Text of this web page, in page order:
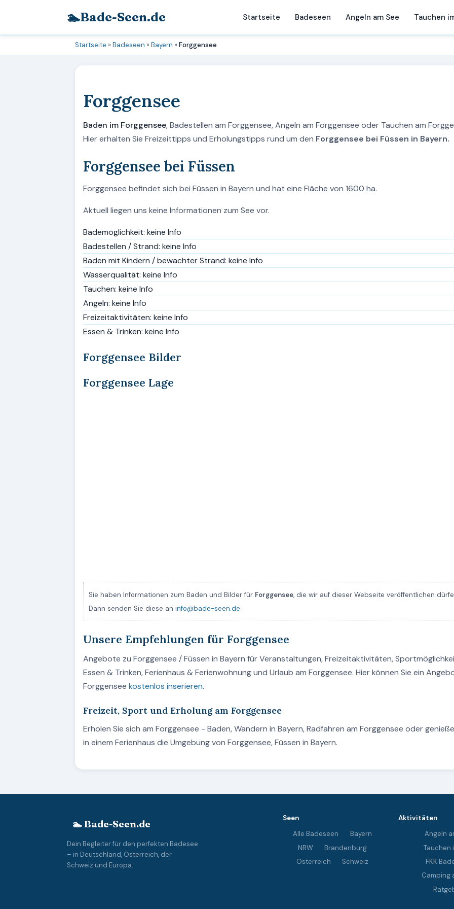
🏊Bade-Seen.de Startseite Badeseen Angeln am See Tauchen
Startseite »Badeseen »Bayern »Forggensee
Forggensee
Baden im Forggensee, Badestellen am Forggensee, Angeln am Forggensee oder Tauchen am
Hier erhalten Sie Freizeittipps und Erholungstipps rund um den Forggensee bei Füssen in Bayern.
Forggensee bei Füssen
Forggensee befindet sich bei Füssen in Bayern und hat eine Fläche von 1600 ha.
Aktuell liegen uns keine Informationen zum See vor.
Bademöglichkeit: keine Info
Badestellen / Strand: keine Info
Baden mit Kindern / bewachter Strand: keine Info
Wasserqualität: keine Info
Tauchen: keine Info
Angeln: keine Info
Freizeitaktivitäten: keine Info
Essen & Trinken: keine Info
Forggensee Bilder
Forggensee Lage
Sie haben Informationen zum Baden und Bilder für Forggensee, die wir auf dieser Webseite veröffentlichen
Dann senden Sie diese an info@bade-seen.de
Unsere Empfehlungen für Forggensee
Angebote zu Forggensee / Füssen in Bayern für Veranstaltungen, Freizeitaktivitäten,
Essen & Trinken, Ferienhaus & Ferienwohnung und Urlaub am Forggensee. Hier können Sie ein
Forggensee kostenlos inserieren.
Freizeit, Sport und Erholung am Forggensee
Erholen Sie sich am Forggensee - Baden, Wandern in Bayern, Radfahren am Forggensee oder
in einem Ferienhaus die Umgebung von Forggensee, Füssen in Bayern.
🏊 Bade-Seen.de
Dein Begleiter für den perfekten Badesee
– in Deutschland, Österreich, der
Schweiz und Europa.
Seen
Alle Badeseen
Bayern
NRW
Brandenburg
Österreich
Schweiz
Aktivitäten
Angeln
Tauchen
FKK
Camping